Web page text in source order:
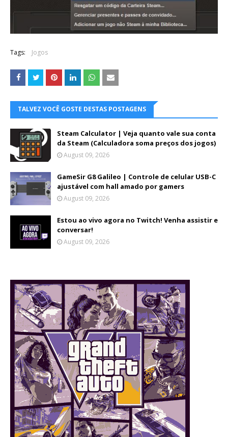
Tags: Jogos
TALVEZ VOCÊ GOSTE DESTAS POSTAGENS
Steam Calculator | Veja quanto vale sua conta
da Steam (Calculadora soma preços dos jogos)
August 09, 2026
GameSir G8 Galileo | Controle de celular USB-C
ajustável com hall amado por gamers
August 09, 2026
Estou ao vivo agora no Twitch! Venha assistir e
conversar!
August 09, 2026